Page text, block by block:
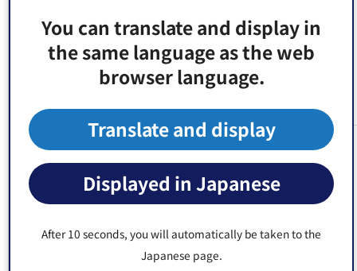
You can translate and display in
the same language as the web
browser language.
Translate and display
Displayed in Japanese
After 10 seconds, you will automatically be taken to the
Japanese page.
m/
江東
の地
動栄
養士
江東
区在
住在
勤の